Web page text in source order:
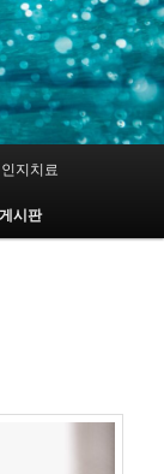
인지치료
시판